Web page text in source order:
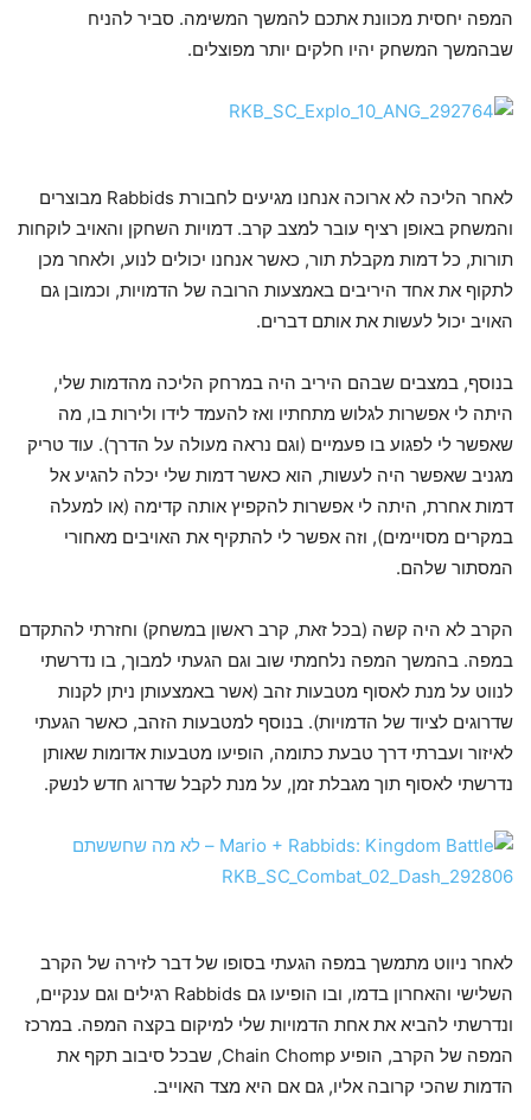
המפה יחסית מכוונת אתכם להמשך המשימה. סביר להניח
שבהמשך המשחק יהיו חלקים יותר מפוצלים.
לאחר הליכה לא ארוכה אנחנו מגיעים לחבורת Rabbids מבוצרים
והמשחק באופן רציף עובר למצב קרב. דמויות השחקן והאויב לוקחות
תורות, כל דמות מקבלת תור, כאשר אנחנו יכולים לנוע, ולאחר מכן
לתקוף את אחד היריבים באמצעות הרובה של הדמויות, וכמובן גם
האויב יכול לעשות את אותם דברים.
בנוסף, במצבים שבהם היריב היה במרחק הליכה מהדמות שלי,
היתה לי אפשרות לגלוש מתחתיו ואז להעמד לידו ולירות בו, מה
שאפשר לי לפגוע בו פעמיים (וגם נראה מעולה על הדרך). עוד טריק
מגניב שאפשר היה לעשות, הוא כאשר דמות שלי יכלה להגיע אל
דמות אחרת, היתה לי אפשרות להקפיץ אותה קדימה (או למעלה
במקרים מסויימים), וזה אפשר לי להתקיף את האויבים מאחורי
המסתור שלהם.
הקרב לא היה קשה (בכל זאת, קרב ראשון במשחק) וחזרתי להתקדם
במפה. בהמשך המפה נלחמתי שוב וגם הגעתי למבוך, בו נדרשתי
לנווט על מנת לאסוף מטבעות זהב (אשר באמצעותן ניתן לקנות
שדרוגים לציוד של הדמויות). בנוסף למטבעות הזהב, כאשר הגעתי
לאיזור ועברתי דרך טבעת כתומה, הופיעו מטבעות אדומות שאותן
נדרשתי לאסוף תוך מגבלת זמן, על מנת לקבל שדרוג חדש לנשק.
לאחר ניווט מתמשך במפה הגעתי בסופו של דבר לזירה של הקרב
השלישי והאחרון בדמו, ובו הופיעו גם Rabbids רגילים וגם ענקיים,
ונדרשתי להביא את אחת הדמויות שלי למיקום בקצה המפה. במרכז
המפה של הקרב, הופיע Chain Chomp, שבכל סיבוב תקף את
הדמות שהכי קרובה אליו, גם אם היא מצד האוייב.